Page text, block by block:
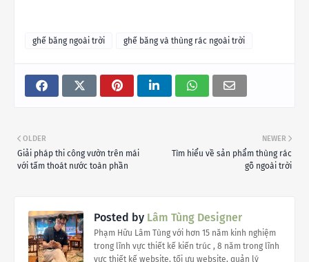
ghế băng ngoài trời ghế băng và thùng rác ngoài trời
NEWER
Tìm hiểu về sản phẩm thùng rác
gỗ ngoài trời
OLDER
Giải pháp thi công vườn trên mái
với tấm thoát nước toàn phần
Posted by Lâm Tùng Designer
Phạm Hữu Lâm Tùng với hơn 15 năm kinh nghiệm
trong lĩnh vực thiết kế kiến trúc , 8 năm trong lĩnh
vực thiết kế website, tối ưu website, quản lý